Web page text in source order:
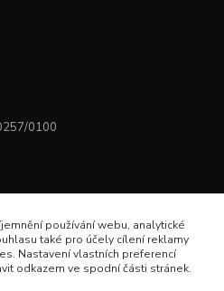
0100
používání webu, analytické
také pro účely cílení reklamy
Nastavení vlastních preferencí
odkazem ve spodní části stránek.